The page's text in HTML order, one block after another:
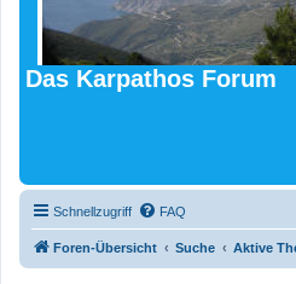
Das Karpathos Forum
Schnellzugriff FAQ
Foren-Übersicht Suche Aktive